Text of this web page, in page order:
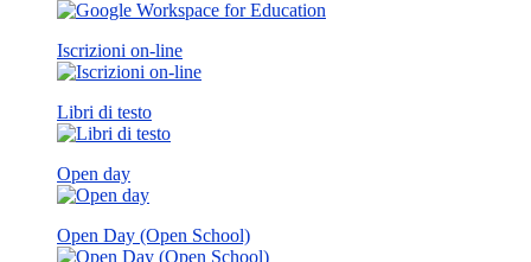
Iscrizioni on-line
Libri di testo
Open day
Open Day (Open School)